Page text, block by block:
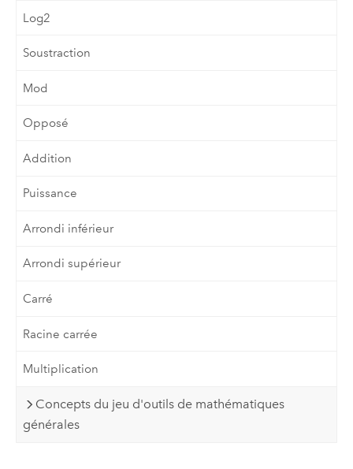
Log2
Soustraction
Mod
Opposé
Addition
Puissance
Arrondi inférieur
Arrondi supérieur
Carré
Racine carrée
Multiplication
Concepts du jeu d'outils de mathématiques
générales